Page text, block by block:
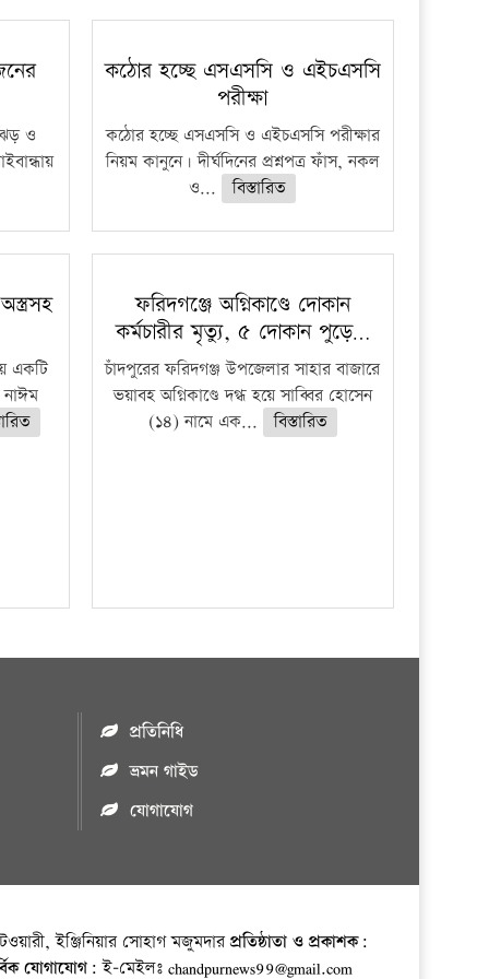
ঝড় ও
কঠোর হচ্ছে এসএসসি ও এইচএসসি
পরীক্ষা
কঠোর হচ্ছে এসএসসি ও এইচএসসি পরীক্ষার
নিয়ম কানুনে। দীর্ঘদিনের প্রশ্নপত্র ফাঁস, নকল
ও...
বিস্তারিত
একটি
নাঈম
ফরিদগঞ্জে অগ্নিকাণ্ডে দোকান
কর্মচারীর মৃত্যু, ৫ দোকান পুড়ে…
চাঁদপুরের ফরিদগঞ্জ উপজেলার সাহার বাজারে
ভয়াবহ অগ্নিকাণ্ডে দগ্ধ হয়ে সাব্বির হোসেন
(১৪) নামে এক...
বিস্তারিত
প্রতিনিধি
ভ্রমন গাইড
যোগাযোগ
ইঞ্জিনিয়ার সোহাগ মজুমদারপ্রতিষ্ঠাতা ও প্রকাশক:
যোগাযোগ: ই-মেইলঃ chandpurnews99@gmail.com